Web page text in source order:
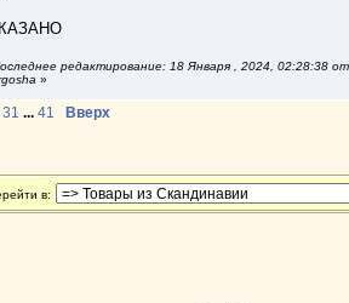
редактирование: 18 Января , 2024, 02:28:38 от
»
31 ... 41 Вверх
в: